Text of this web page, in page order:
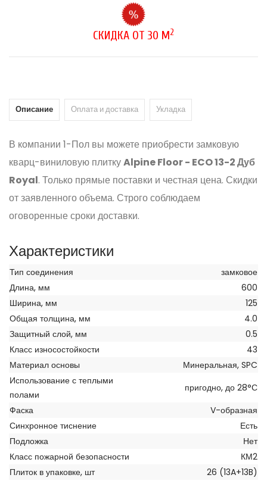
СКИДКА ОТ 30 М2
Описание Оплата и доставка Укладка
В компании 1-Пол вы можете приобрести замковую
кварц-виниловую плиткуAlpine Floor - ECO 13-2 Дуб
Royal. Только прямые поставки и честная цена. Скидки
от заявленного объема. Строго соблюдаем
оговоренные сроки доставки.
Характеристики
Тип соединения
замковое
Длина, мм
600
Ширина, мм
125
Общая толщина, мм
4.0
Защитный слой, мм
0.5
Класс износостойкости
43
Материал основы
Минеральная, SPC
Использование с теплыми
полами
пригодно, до 28°С
Фаска
V-образная
Синхронное тиснение
Есть
Подложка
Нет
Класс пожарной безопасности
КМ2
Плиток в упаковке, шт
26 (13A+13B)